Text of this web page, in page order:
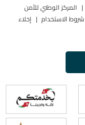
المركز الوطني للأمن
شروط الاستخدام
إخلاء